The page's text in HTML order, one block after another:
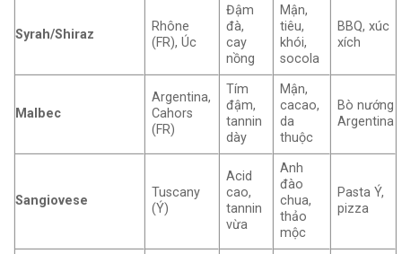
Syrah/Shiraz
Rhône
(FR), Úc
Đậm
đà,
cay
nồng
Mận,
tiêu,
khói,
socola
BBQ, xúc
xích
Malbec
Argentina,
Cahors
(FR)
Tím
đậm,
tannin
dày
Mận,
cacao,
da
thuộc
Bò nướng
Argentina
Sangiovese
Tuscany
(Ý)
Acid
cao,
tannin
vừa
Anh
đào
chua,
thảo
mộc
Pasta Ý,
pizza